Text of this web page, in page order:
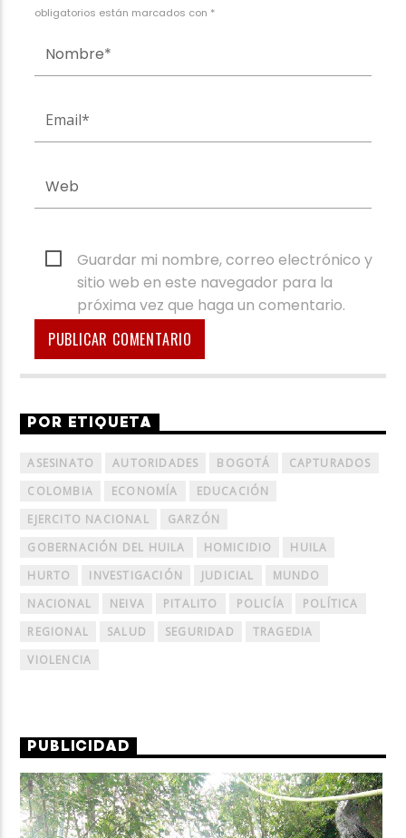
obligatorios están marcados con *
Guardar mi nombre, correo electrónico y
sitio web en este navegador para la
próxima vez que haga un comentario.
POR ETIQUETA
ASESINATO AUTORIDADES BOGOTÁ
CAPTURADOS
COLOMBIA
ECONOMÍA
EDUCACIÓN
EJERCITO NACIONAL
GARZÓN
GOBERNACIÓN DEL HUILA
HOMICIDIO
HUILA
HURTO
INVESTIGACIÓN JUDICIAL
MUNDO
NACIONAL
NEIVA PITALITO POLICÍA
POLÍTICA
REGIONAL
SALUD SEGURIDAD
TRAGEDIA
VIOLENCIA
PUBLICIDAD